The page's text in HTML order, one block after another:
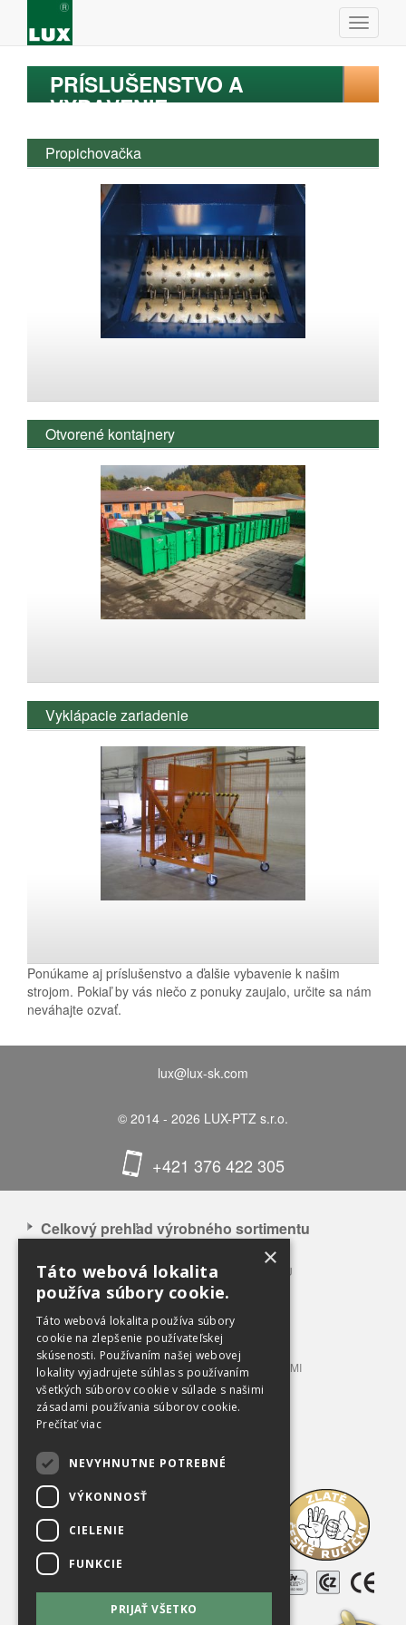
PRÍSLUŠENSTVO A
VYBAVENIE
Propichovačka
Otvorené kontajnery
Vyklápacie zariadenie
Ponúkame aj príslušenstvo a ďalšie vybavenie k našim
strojom. Pokiaľ by vás niečo z ponuky zaujalo, určite sa nám
neváhajte ozvať.
lux@lux-sk.com
© 2014 - 2026 LUX-PTZ s.r.o.
+421 376 422 305
Celkový prehľad výrobného sortimentu
CELKOVÝ PREHĽAD VÝROBNÉHO SORTIMENTU
BALÍKOVACIE LISY 3 – 12 T TLAKU
LISOVACIE KONTAJNERY
STACIONÁRNE LISY S PRÍPOJNÝMI KONTAJNERMI
TRIEDIACE LINKY
PRÍSLUŠENSTVO A VYBAVENIE
OBCHODNÉ PODMIENKY
Na prevzatie
O spoločnosti
Kariéra
Referencie
Použité zariadenia
×
Táto webová lokalita
používa súbory cookie.
Táto webová lokalita používa súbory
cookie na zlepšenie používateľskej
skúsenosti. Používaním našej webovej
lokality vyjadrujete súhlas s používaním
všetkých súborov cookie v súlade s našimi
zásadami používania súborov cookie.
Prečítať viac
NEVYHNUTNE POTREBNÉ
VÝKONNOSŤ
CIELENIE
FUNKCIE
PRIJAŤ VŠETKO